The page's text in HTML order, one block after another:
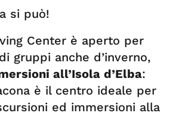
si può!
Center è aperto per
gruppi anche d’inverno,
all’Isola d’Elba:
è il centro ideale per
ed immersioni alla